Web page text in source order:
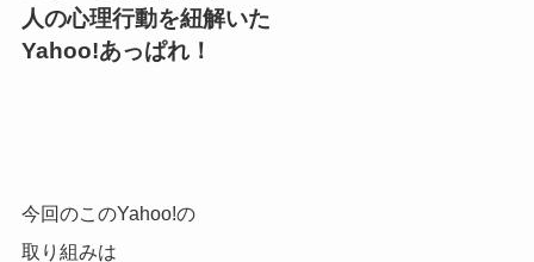
人の心理行動を紐解いた
Yahoo!あっぱれ！
今回のこのYahoo!の
取り組みは